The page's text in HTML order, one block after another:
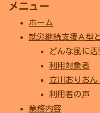
メニュー
ホーム
就労継続支援Ａ型
どんな風に活
利用対象者
立川おりお
利用者の声
業務内容